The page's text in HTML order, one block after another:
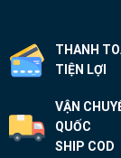
THANH
TIỆN LỢI
VẬN
QUỐC
SHIP COD